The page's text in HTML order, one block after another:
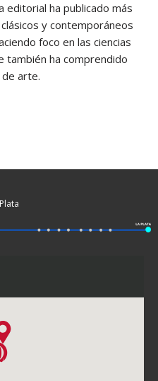
editorial ha publicado más
y contemporáneos
foco en las ciencias
también ha comprendido
arte.